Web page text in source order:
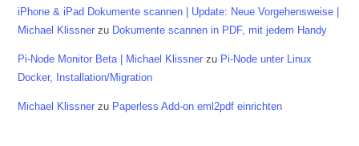
iPhone & iPad Dokumente scannen | Update: Neue Vorgehensweise |
Michael Klissner zu Dokumente scannen in PDF, mit jedem Handy
Pi-Node Monitor Beta | Michael Klissner zu Pi-Node unter Linux
Docker, Installation/Migration
Michael Klissner zu Paperless Add-on eml2pdf einrichten